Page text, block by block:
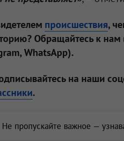
происшествия,
Обращайтесь к
WhatsApp).
на наши
.
Не пропускайте важное —